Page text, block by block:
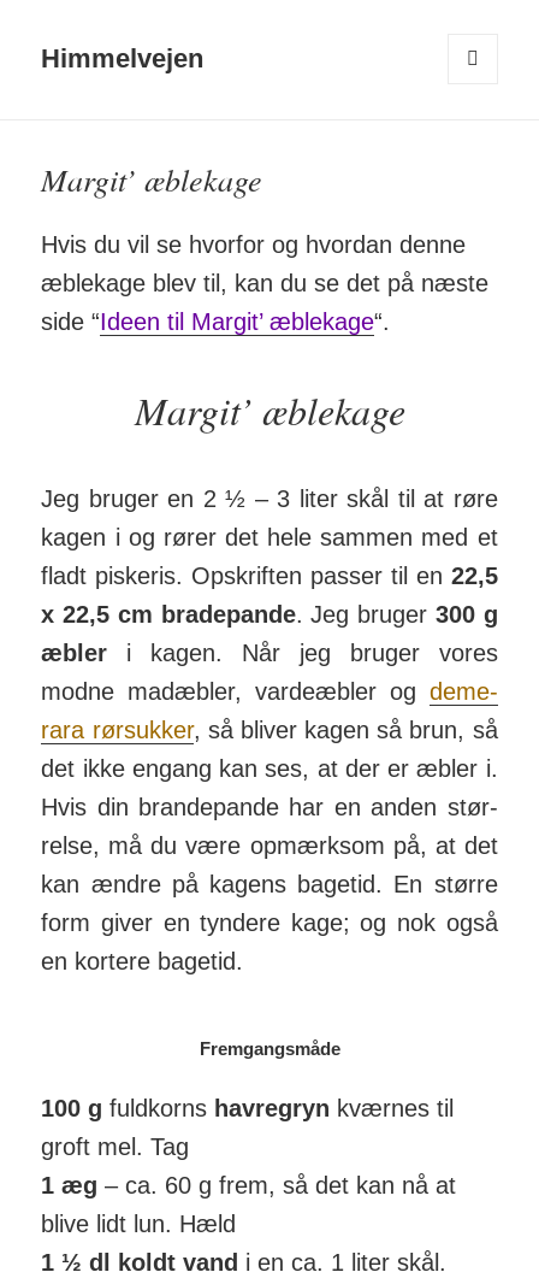
Himmelvejen
Margit’ æblekage
Hvis du vil se hvorfor og hvordan denne
æble­kage blev til, kan du se det på næste
side “Ideen til Margit’ æblekage“.
Margit’ æblekage
Jeg bruger en 2 ½ – 3 liter skål til at røre
kagen i og rører det hele sammen med et
fladt pis­keris. Op­skriften passer til en 22,5
x 22,5 cm brade­pande. Jeg bruger 300 g
æbler i kagen. Når jeg bruger vores
modne mad­æbler, varde­æbler og deme­
rara rør­sukker, så bliver kagen så brun, så
det ikke engang kan ses, at der er æbler i.
Hvis din brande­pande har en anden stør­
relse, må du være op­mærk­som på, at det
kan ændre på kagens bagetid. En større
form giver en tyndere kage; og nok også
en kor­tere bagetid.
Fremgangsmåde
100 g fuldkorns havregryn kværnes til
groft mel. Tag
1 æg – ca. 60 g frem, så det kan nå at
blive lidt lun. Hæld
1 ½ dl koldt vand i en ca. 1 liter skål.